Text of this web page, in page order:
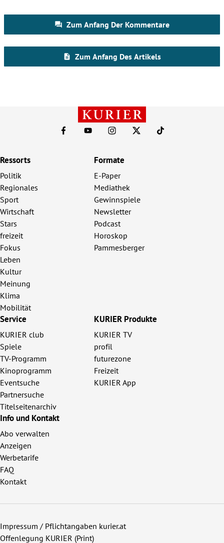
Ressorts
Politik
Regionales
Sport
Wirtschaft
Stars
freizeit
Fokus
Leben
Kultur
Meinung
Klima
Mobilität
Formate
E-Paper
Mediathek
Gewinnspiele
Newsletter
Podcast
Horoskop
Pammesberger
Service
KURIER club
Spiele
TV-Programm
Kinoprogramm
Eventsuche
Partnersuche
Titelseitenarchiv
KURIER Produkte
KURIER TV
profil
futurezone
Freizeit
KURIER App
Info und Kontakt
Abo verwalten
Anzeigen
Werbetarife
FAQ
Kontakt
Impressum / Pflichtangaben kurier.at
Offenlegung KURIER (Print)